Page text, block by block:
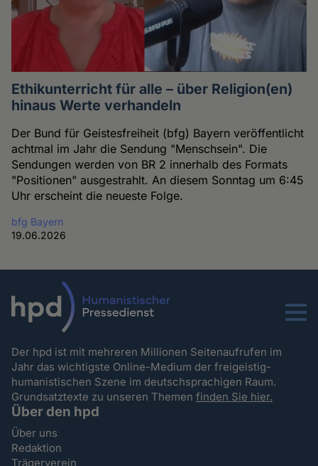
Ethikunterricht für alle – über Religion(en)
hinaus Werte verhandeln
Der Bund für Geistesfreiheit (bfg) Bayern veröffentlicht
achtmal im Jahr die Sendung "Menschsein". Die
Sendungen werden von BR 2 innerhalb des Formats
"Positionen" ausgestrahlt. An diesem Sonntag um 6:45
Uhr erscheint die neueste Folge.
bfg Bayern
19.06.2026
Menu
Der hpd ist mit mehreren Millionen Seitenaufrufen im
Jahr das wichtigste Online-Medium der freigeistig-
humanistischen Szene im deutschsprachigen Raum.
Grundsatztexte zu unseren Themenfinden Sie hier.
Über den hpd
Über uns
Redaktion
Trägerverein